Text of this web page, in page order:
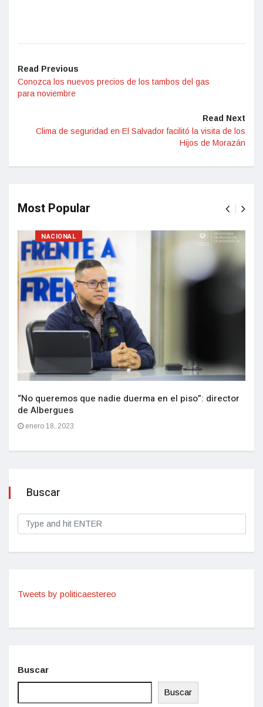
Read Previous
Conozca los nuevos precios de los tambos del gas
para noviembre
Read Next
Clima de seguridad en El Salvador facilitó la visita de los
Hijos de Morazán
Most Popular
NACIONAL
“No queremos que nadie duerma en el piso”: director
de Albergues
enero 18, 2023
Buscar
Tweets by politicaestereo
Buscar
Buscar